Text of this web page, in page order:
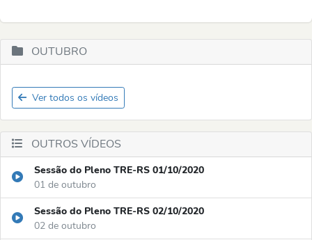
OUTUBRO
Ver todos os vídeos
OUTROS VÍDEOS
Sessão do Pleno TRE-RS 01/10/2020
01 de outubro
Sessão do Pleno TRE-RS 02/10/2020
02 de outubro